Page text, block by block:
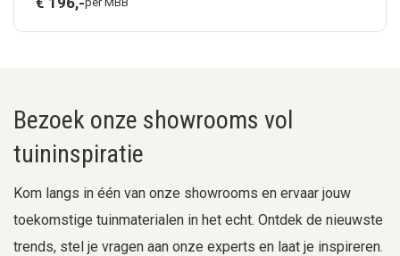
Bezoek onze showrooms vol
tuininspiratie
Kom langs in één van onze showrooms en ervaar jouw
toekomstige tuinmaterialen in het echt. Ontdek de nieuwste
trends, stel je vragen aan onze experts en laat je inspireren.